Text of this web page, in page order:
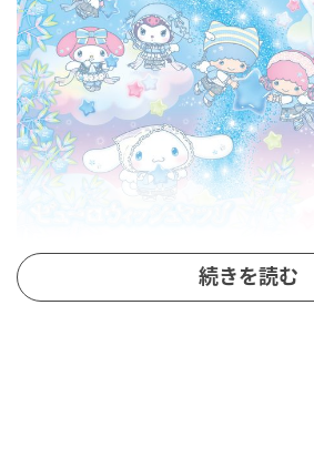
水色が幻想的な七夕イベント！サンリオピュー
ュマツリ」
続きを読む